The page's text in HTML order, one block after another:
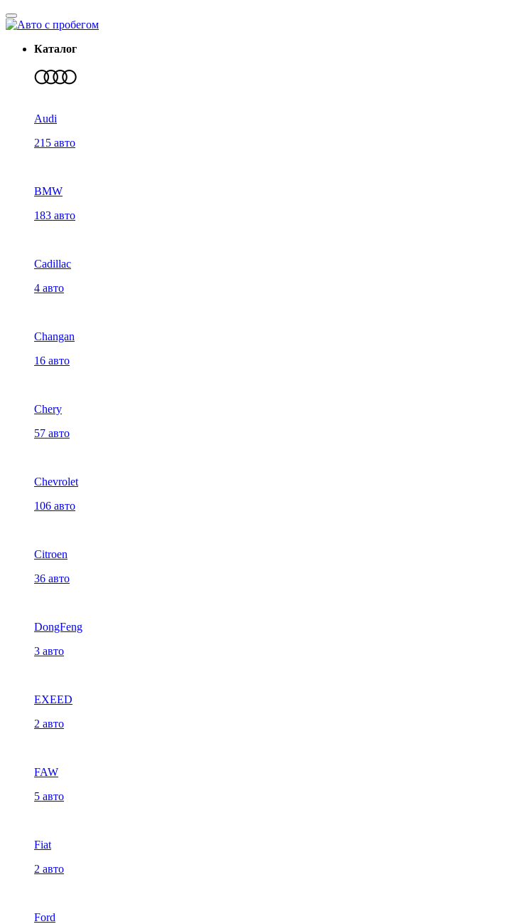
Каталог
Audi
215 авто
BMW
183 авто
Cadillac
4 авто
Changan
16 авто
Chery
57 авто
Chevrolet
106 авто
Citroen
36 авто
DongFeng
3 авто
EXEED
2 авто
FAW
5 авто
Fiat
2 авто
Ford